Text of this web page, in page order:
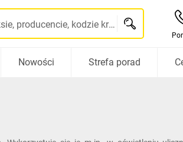
Szukaj po nazwie, indeksie, producencie, kodzie kreskowym...
Nowości Strefa porad